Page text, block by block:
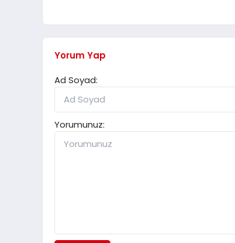
Yorum Yap
Ad Soyad:
Yorumunuz: